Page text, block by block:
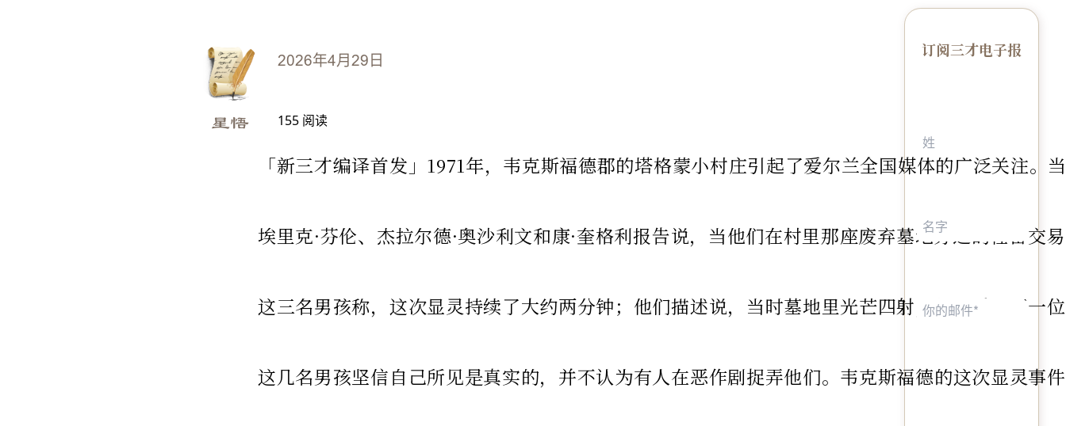
2026年4月29日
星悟 155 阅读
「新三才编译首发」1971年，韦克斯福德郡的塔格蒙小村庄引起了爱尔兰全国媒体的广泛关注
埃里克·芬伦、杰拉尔德·奥沙利文和康·奎格利报告说，当他们在村里那座废弃墓地旁边的牲畜
这三名男孩称，这次显灵持续了大约两分钟；他们描述说，当时墓地里光芒四射，他们看到了一
这几名男孩坚信自己所见是真实的，并不认为有人在恶作剧捉弄他们。韦克斯福德的这次显灵
订阅三才电子报